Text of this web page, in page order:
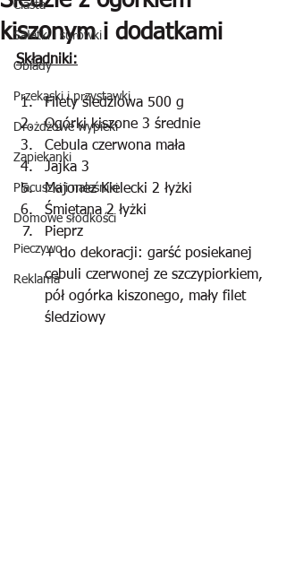
Ciasta
Sałatki i surówki
Obiady
Przekąski i przystawki
Drożdżowe wypieki
Zapiekanki
Placuszki i naleśniki
Domowe słodkości
Pieczywo
Reklama
kiszonym i dodatkami
Składniki:
Filety śledziowa 500 g
Ogórki kiszone 3 średnie
Cebula czerwona mała
Jajka 3
Majonez Kielecki 2 łyżki
Śmietana 2 łyżki
Pieprz
+ do dekoracji: garść posiekanej
cebuli czerwonej ze szczypiorkiem,
pół ogórka kiszonego, mały filet
śledziowy